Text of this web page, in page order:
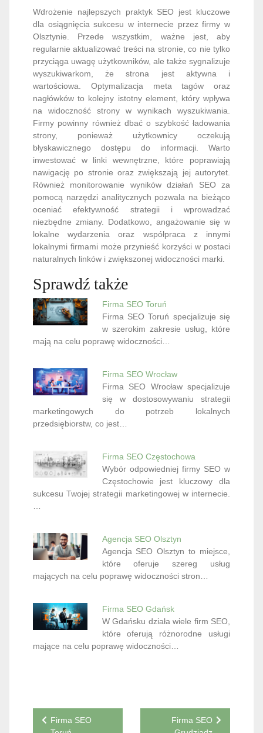
Wdrożenie najlepszych praktyk SEO jest kluczowe
dla osiągnięcia sukcesu w internecie przez firmy w
Olsztynie. Przede wszystkim, ważne jest, aby
regularnie aktualizować treści na stronie, co nie tylko
przyciąga uwagę użytkowników, ale także sygnalizuje
wyszukiwarkom, że strona jest aktywna i
wartościowa. Optymalizacja meta tagów oraz
nagłówków to kolejny istotny element, który wpływa
na widoczność strony w wynikach wyszukiwania.
Firmy powinny również dbać o szybkość ładowania
strony, ponieważ użytkownicy oczekują
błyskawicznego dostępu do informacji. Warto
inwestować w linki wewnętrzne, które poprawiają
nawigację po stronie oraz zwiększają jej autorytet.
Również monitorowanie wyników działań SEO za
pomocą narzędzi analitycznych pozwala na bieżąco
oceniać efektywność strategii i wprowadzać
niezbędne zmiany. Dodatkowo, angażowanie się w
lokalne wydarzenia oraz współpraca z innymi
lokalnymi firmami może przynieść korzyści w postaci
naturalnych linków i zwiększonej widoczności marki.
Sprawdź także
Firma SEO Toruń
Firma SEO Toruń specjalizuje się
w szerokim zakresie usług, które
mają na celu poprawę widoczności…
Firma SEO Wrocław
Firma SEO Wrocław specjalizuje
się w dostosowywaniu strategii
marketingowych do potrzeb lokalnych
przedsiębiorstw, co jest…
Firma SEO Częstochowa
Wybór odpowiedniej firmy SEO w
Częstochowie jest kluczowy dla
sukcesu Twojej strategii marketingowej w internecie.
Agencja SEO Olsztyn
Agencja SEO Olsztyn to miejsce,
które oferuje szereg usług
mających na celu poprawę widoczności stron…
Firma SEO Gdańsk
W Gdańsku działa wiele firm SEO,
które oferują różnorodne usługi
mające na celu poprawę widoczności…
Nawigacja
Firma SEO
Firma SEO